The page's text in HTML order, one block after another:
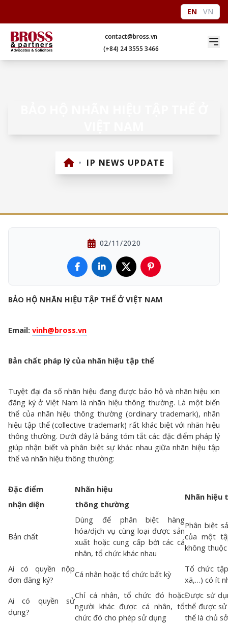
EN VN
contact@bross.vn
(+84) 24 3555 3466
• IP NEWS UPDATE
02/11/2020
BẢO HỘ NHÃN HIỆU TẬP THỂ Ở VIỆT NAM
Email: vinh@bross.vn
Bản chất pháp lý của nhãn hiệu tập thể
Tuyệt đại đa số nhãn hiệu đang được bảo hộ và nhãn hiệu xin
đăng ký ở Việt Nam là nhãn hiệu thông thường. Là một biến
thể của nhãn hiệu thông thường (ordinary trademark), nhãn
hiệu tập thể (collective trademark) rất khác biệt với nhãn hiệu
thông thường. Dưới đây là bảng tóm tắt các đặc điểm pháp lý
giúp nhận biết và phân biệt sự khác nhau giữa nhãn hiệu tập
thể và nhãn hiệu thông thường:
Đặc điểm
nhận diện
Nhãn hiệu
thông thường
Nhãn hiệu
Bản chất
Dùng để phân biệt hàng
hóa/dịch vụ cùng loại được sản
xuất hoặc cung cấp bởi các cá
nhân, tổ chức khác nhau
Phân biệt
của một
không
Ai có quyền nộp
đơn đăng ký?
Cá nhân hoặc tổ chức bất kỳ
Tổ chức
xã,…) có ít
Ai có quyền sử
dụng?
Chỉ cá nhân, tổ chức đó hoặc
người khác được cá nhân, tổ
chức đó cho phép sử dụng
Được sử
thể được
thể là chủ